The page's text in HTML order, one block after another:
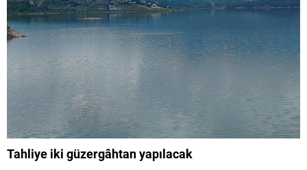
Tahliye iki güzergâhtan yapılacak